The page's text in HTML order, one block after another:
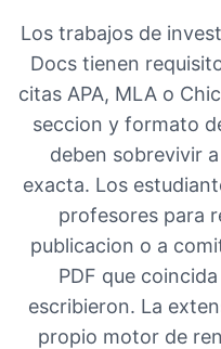
Los trabajos de
Docs tienen
citas APA, MLA o
seccion y formato
deben sobrevivir
exacta. Los
profesores para
publicacion o a
PDF que
escribieron. La
propio motor de